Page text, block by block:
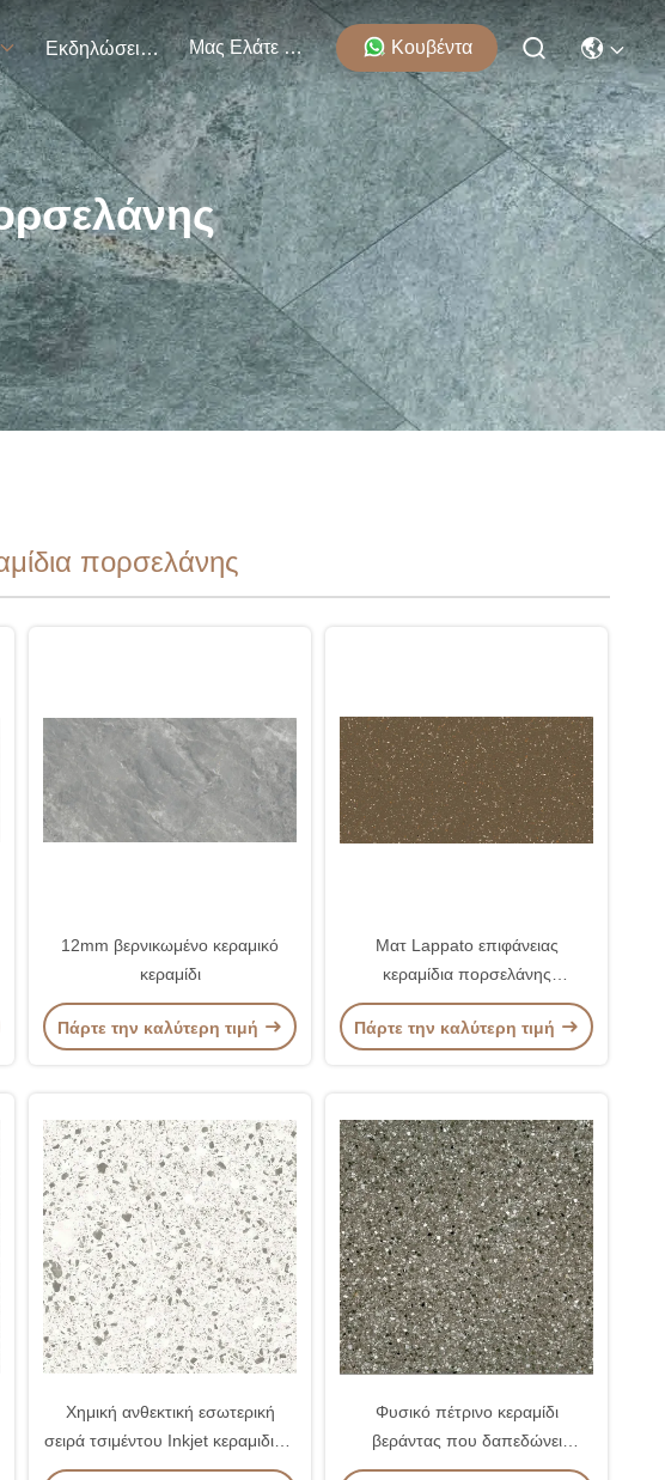
Εκδηλώσεις Μας Ελάτε Σε Επαφή Με Κουβέντα
πορσελάνης
12mm βερνικωμένο κεραμικό
κεραμίδι
Πάρτε την καλύτερη τιμή
Ματ Lappato επιφάνειας
κεραμίδια πορσελάνης
Porcelanato εσωτερικά
Πάρτε την καλύτερη τιμή
Χημική ανθεκτική εσωτερική
σειρά τσιμέντου Inkjet κεραμιδιών
πορσελάνης
Φυσικό πέτρινο κεραμίδι
βεράντας που δαπεδώνει
κατοικημένο διακοσμητικό